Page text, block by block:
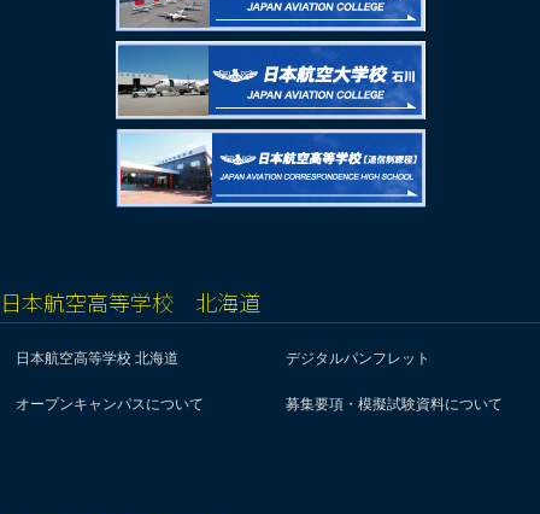
日本航空高等学校 北海道
日本航空高等学校 北海道 デジタルパンフレット
オープンキャンパスについて 募集要項・模擬試験資料について